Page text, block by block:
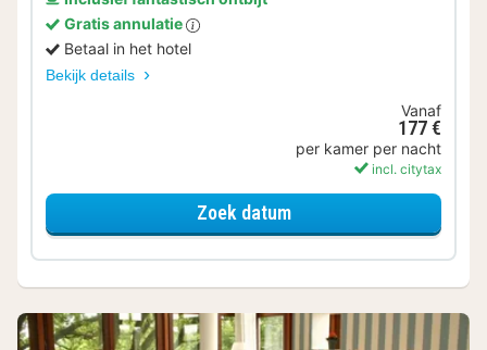
Gratis annulatie
Betaal in het hotel
Bekijk details
Vanaf
177 €
per kamer per nacht
incl. citytax
Zoek datumvoor Superior kamer